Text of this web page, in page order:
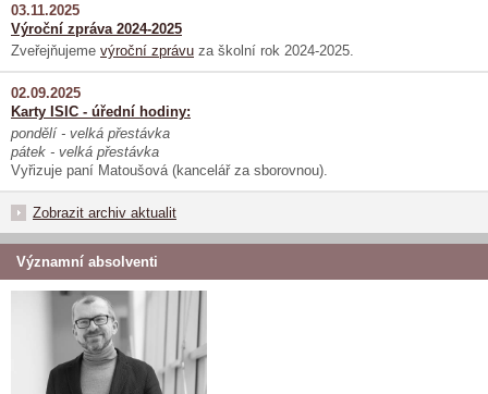
03.11.2025
Výroční zpráva 2024-2025
Zveřejňujeme výroční zprávu za školní rok 2024-2025.
02.09.2025
Karty ISIC - úřední hodiny:
pondělí - velká přestávka
pátek - velká přestávka
Vyřizuje paní Matoušová (kancelář za sborovnou).
Zobrazit archiv aktualit
Významní absolventi